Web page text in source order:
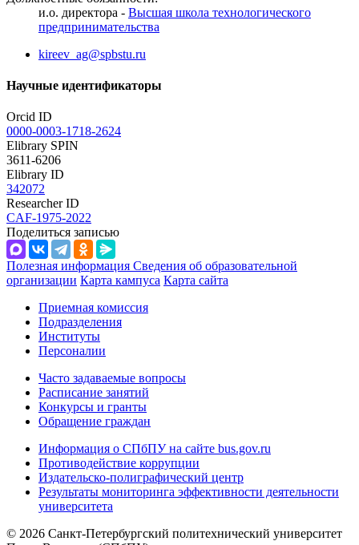
и.о. директора - Высшая школа технологического
предпринимательства
kireev_ag@spbstu.ru
Научные идентификаторы
Orcid ID
0000-0003-1718-2624
Elibrary SPIN
3611-6206
Elibrary ID
342072
Researcher ID
CAF-1975-2022
Поделиться записью
Полезная информация Сведения об образовательной
организации Карта кампуса Карта сайта
Приемная комиссия
Подразделения
Институты
Персоналии
Часто задаваемые вопросы
Расписание занятий
Конкурсы и гранты
Обращение граждан
Информация о СПбПУ на сайте bus.gov.ru
Противодействие коррупции
Издательско-полиграфический центр
Результаты мониторинга эффективности деятельности
университета
© 2026 Санкт-Петербургский политехнический университет